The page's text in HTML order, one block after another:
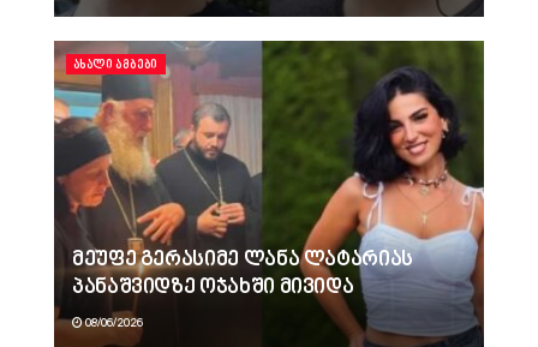
ᲐᲮᲐᲚᲘ ᲐᲛᲑᲔᲑᲘ
მეუფე გერასიმე ლანა ლატარიას
პანაშვიდზე ოჯახში მივიდა
08/06/2026